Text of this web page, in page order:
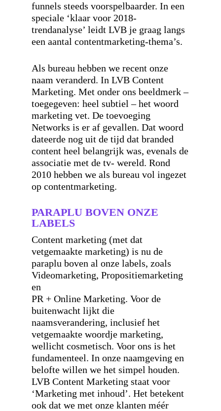
funnels steeds voorspelbaarder. In een
speciale ‘klaar voor 2018-
trendanalyse’ leidt LVB je graag langs
een aantal contentmarketing-thema’s.
Als bureau hebben we recent onze
naam veranderd. In LVB Content
Marketing. Met onder ons beeldmerk –
toegegeven: heel subtiel – het woord
marketing vet. De toevoeging
Networks is er af gevallen. Dat woord
dateerde nog uit de tijd dat branded
content heel belangrijk was, evenals de
associatie met de tv- wereld. Rond
2010 hebben we als bureau vol ingezet
op contentmarketing.
PARAPLU BOVEN ONZE
LABELS
Content marketing (met dat
vetgemaakte marketing) is nu de
paraplu boven al onze labels, zoals
Videomarketing, Propositiemarketing
en
PR + Online Marketing. Voor de
buitenwacht lijkt die
naamsverandering, inclusief het
vetgemaakte woordje marketing,
wellicht cosmetisch. Voor ons is het
fundamenteel. In onze naamgeving en
belofte willen we het simpel houden.
LVB Content Marketing staat voor
‘Marketing met inhoud’. Het betekent
ook dat we met onze klanten méér